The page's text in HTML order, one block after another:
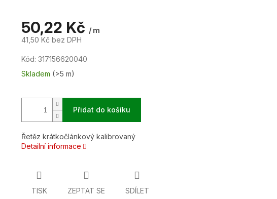
50,22 Kč / m
41,50 Kč bez DPH
Měrná
cena:
Kód: 317156620040
Skladem (>5 m)
Přidat do košíku
Řetěz krátkočlánkový kalibrovaný
Detailní informace
TISK ZEPTAT SE SDÍLET